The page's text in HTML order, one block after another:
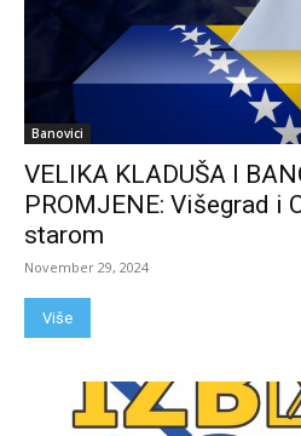
Banovici
VELIKA KLADUŠA I
PROMJENE: Višegrad i
starom
November 29, 2024
Više